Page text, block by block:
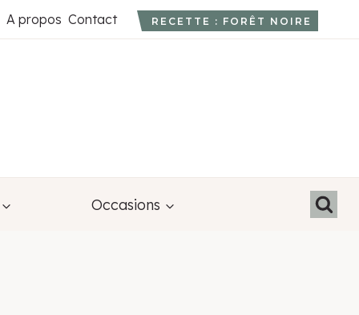
A propos Contact RECETTE : FORÊT NOIRE
Occasions